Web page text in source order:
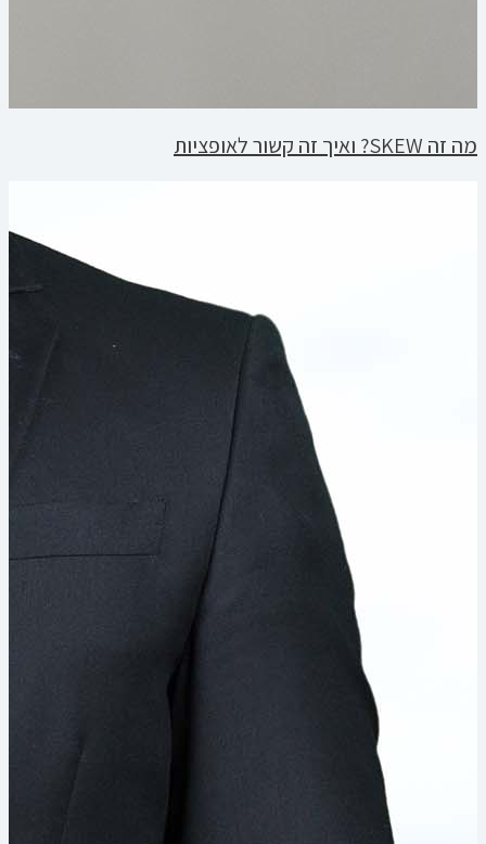
מה זה SKEW? ואיך זה קשור לאופציות